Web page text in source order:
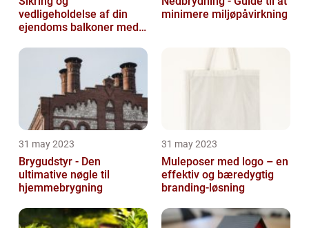
vedligeholdelse af din
ejendoms balkoner med
minimere miljøpåvirkning
31 may 2023
Brygudstyr - Den
ultimative nøgle til
hjemmebrygning
31 may 2023
Muleposer med logo – en
effektiv og bæredygtig
branding-løsning